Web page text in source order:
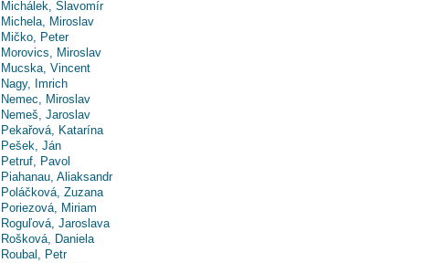
Michálek, Slavomír
Michela, Miroslav
Mičko, Peter
Morovics, Miroslav
Mucska, Vincent
Nagy, Imrich
Nemec, Miroslav
Nemeš, Jaroslav
Pekařová, Katarína
Pešek, Ján
Petruf, Pavol
Piahanau, Aliaksandr
Poláčková, Zuzana
Poriezová, Miriam
Roguľová, Jaroslava
Rošková, Daniela
Roubal, Petr